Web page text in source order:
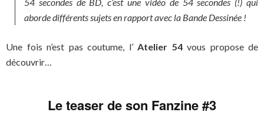
aborde différents sujets en rapport avec la Bande Dessinée !
Une fois n’est pas coutume, l’ Atelier 54vous propose de
découvrir…
Le teaser de son Fanzine #3